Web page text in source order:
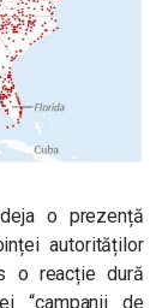
o prezență
autorităților
o reacție dură
“campanii de